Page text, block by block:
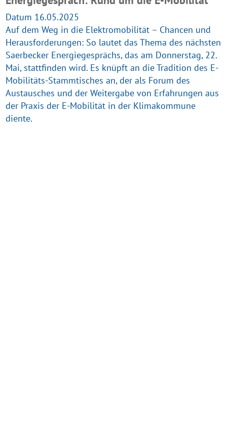
Datum 16.05.2025
Auf dem Weg in die Elektromobilität – Chancen und
Herausforderungen: So lautet das Thema des nächsten
Saerbecker Energiegesprächs, das am Donnerstag, 22.
Mai, stattfinden wird. Es knüpft an die Tradition des E-
Mobilitäts-Stammtisches an, der als Forum des
Austausches und der Weitergabe von Erfahrungen aus
der Praxis der E-Mobilität in der Klimakommune
diente.